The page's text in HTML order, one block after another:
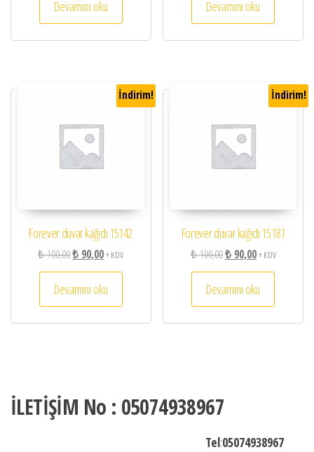
Devamını oku Devamını oku
İndirim!
Forever duvar kağıdı 15142
₺100,00Orijinal fiyat: ₺ 100,00.
₺ 90,00Şu andaki fiyat: ₺ 90,00.
+ KDV
Devamını oku
İndirim!
Forever duvar kağıdı 15181
₺100,00Orijinal fiyat: ₺ 100,00.
₺90,00Şu andaki fiyat:
+ KDV
Devamını oku
İLETİŞİM No : 05074938967
Tel:05074938967